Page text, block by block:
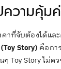
วามคุ้ม
คาที่จับต้องได้แ
Story)คือกา
ๆ Toy Story ไม่